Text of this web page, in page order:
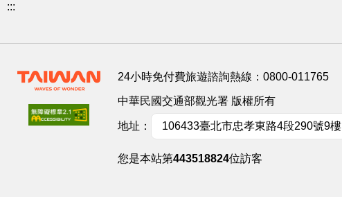
:::
24小時免付費旅遊諮詢熱線： 0800-011765
中華民國交通部觀光署 版權所有
地址： 106433臺北市忠孝東路4段290號9樓
您是本站第443518824位訪客